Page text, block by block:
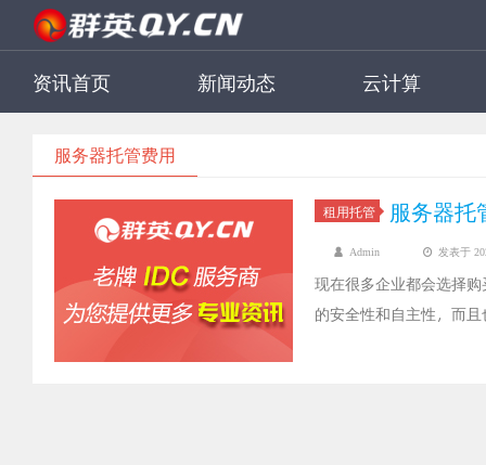
资讯首页 新闻动态 云计算
服务器托管费用
租用托管 服务器托
Admin 发表于
现在很多企业都会选择
的安全性和自主性，而